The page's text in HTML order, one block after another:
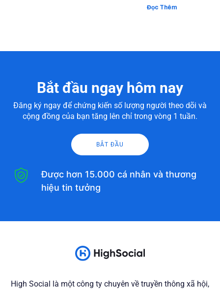
Đọc Thêm
Bắt đầu ngay hôm nay
Đăng ký ngay để chứng kiến số lượng người theo dõi và
cộng đồng của bạn tăng lên chỉ trong vòng 1 tuần.
BẮT ĐẦU
Được hơn 15.000 cá nhân và thương
hiệu tin tưởng
High Social là một công ty chuyên về truyền thông xã hội,